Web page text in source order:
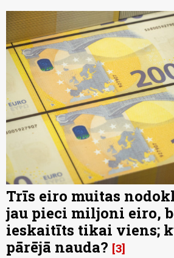
Trīs eiro muitas
jau pieci miljoni eiro,
ieskaitīts tikai viens;
pārējā nauda? 3